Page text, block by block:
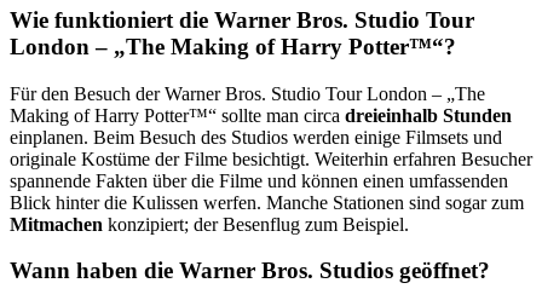
Wie funktioniert die Warner Bros. Studio Tour
London – „The Making of Harry Potter™“?
Für den Besuch der Warner Bros. Studio Tour London – „The
Making of Harry Potter™“ sollte man circa dreieinhalb Stunden
einplanen. Beim Besuch des Studios werden einige Filmsets und
originale Kostüme der Filme besichtigt. Weiterhin erfahren Besucher
spannende Fakten über die Filme und können einen umfassenden
Blick hinter die Kulissen werfen. Manche Stationen sind sogar zum
Mitmachen konzipiert; der Besenflug zum Beispiel.
Wann haben die Warner Bros. Studios geöffnet?